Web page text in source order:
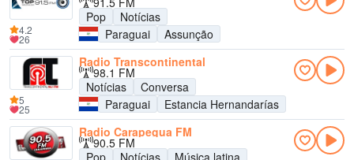
Pop
Notícias
Paraguai
Assunção
4.2
26
Radio Transcontinental
98.1 FM
Notícias
Conversa
Paraguai
Estancia Hernandarías
5
25
Radio Carapegua FM
90.5 FM
Pop
Notícias Música latina